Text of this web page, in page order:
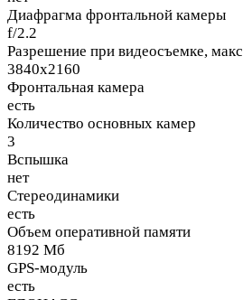
Диафрагма фронтальной камеры
f/2.2
Разрешение при видеосъемке, макс
3840x2160
Фронтальная камера
есть
Количество основных камер
3
Вспышка
нет
Стереодинамики
есть
Объем оперативной памяти
8192 Мб
GPS-модуль
есть